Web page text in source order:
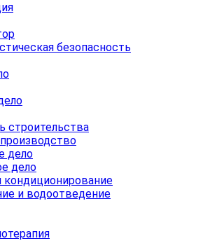
безопасность
строительства
дело
дело
кондиционирование
и водоотведение